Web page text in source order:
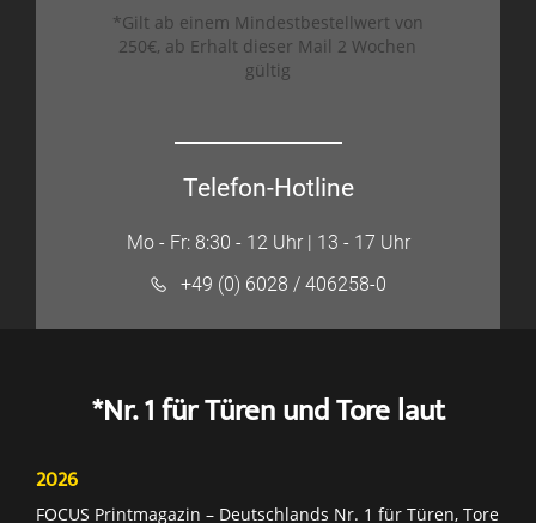
*Gilt ab einem Mindestbestellwert von
250€, ab Erhalt dieser Mail 2 Wochen
gültig
Telefon-Hotline
Mo - Fr: 8:30 - 12 Uhr | 13 - 17 Uhr
+49 (0) 6028 / 406258-0
*Nr. 1 für Türen und Tore laut
2026
FOCUS Printmagazin – Deutschlands Nr. 1 für Türen, Tore